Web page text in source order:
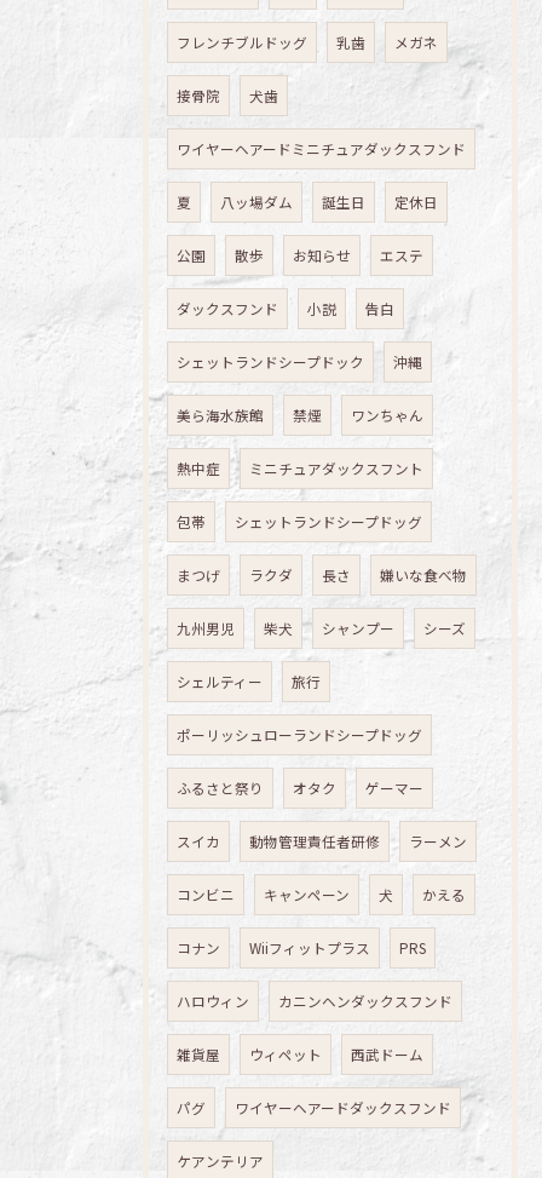
フレンチブルドッグ 乳歯 メガネ
接骨院 犬歯
ワイヤーヘアードミニチュアダックスフンド
夏 八ッ場ダム 誕生日 定休日
公園 散歩 お知らせ エステ
ダックスフンド 小説 告白
シェットランドシープドック 沖縄
美ら海水族館 禁煙 ワンちゃん
熱中症 ミニチュアダックスフント
包帯 シェットランドシープドッグ
まつげ ラクダ 長さ 嫌いな食べ物
九州男児 柴犬 シャンプー シーズ
シェルティー 旅行
ポーリッシュローランドシープドッグ
ふるさと祭り オタク ゲーマー
スイカ 動物管理責任者研修 ラーメン
コンビニ キャンペーン 犬 かえる
コナン Wiiフィットプラス PRS
ハロウィン カニンヘンダックスフンド
雑貨屋 ウィペット 西武ドーム
パグ ワイヤーヘアードダックスフンド
ケアンテリア